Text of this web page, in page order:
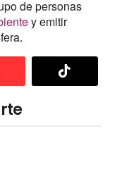
de personas
y emitir